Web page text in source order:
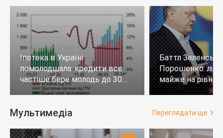
Іпотека в Україні
помолодшала: кредити все
частіше бере молодь до 30
років
Баттл
Порошенко:
майже на
тих, хто не
Мультимедіа Переглядати ще